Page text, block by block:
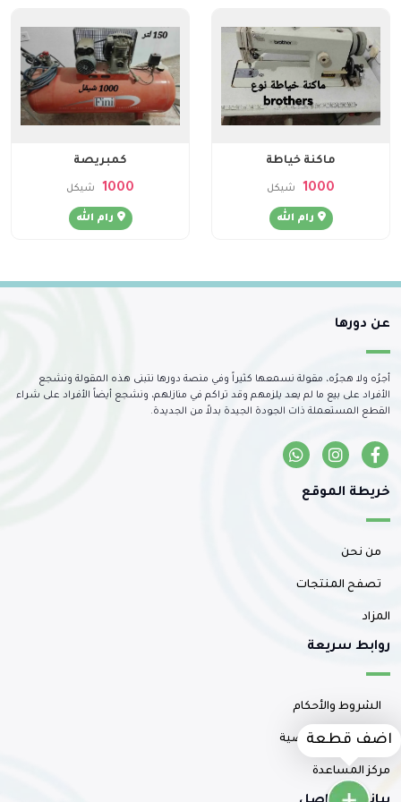
اضف قطعة
ماكنة خياطة
1000 شيكل
رام الله
كمبريصة
1000 شيكل
رام الله
عن دورها
أجرُه ولا هجرُه، مقولة نسمعها كثيراً وفي منصة دورها نتبنى هذه المقولة ونشجع
الأفراد على بيع ما لم يعد يلزمهم وقد تراكم في منازلهم، ونشجع أيضاً الأفراد على شراء
القطع المستعملة ذات الجودة الجيدة بدلاً من الجديدة.
خريطة الموقع
من نحن
تصفح المنتجات
المزاد
روابط سريعة
الشروط والأحكام
سياسة الخصوصية
مركز المساعدة